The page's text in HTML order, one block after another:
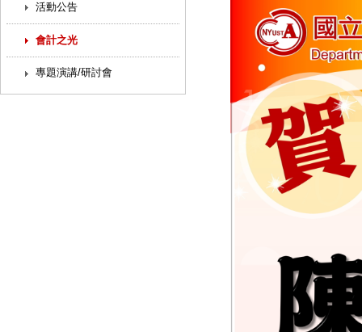
活動公告
會計之光
專題演講/研討會